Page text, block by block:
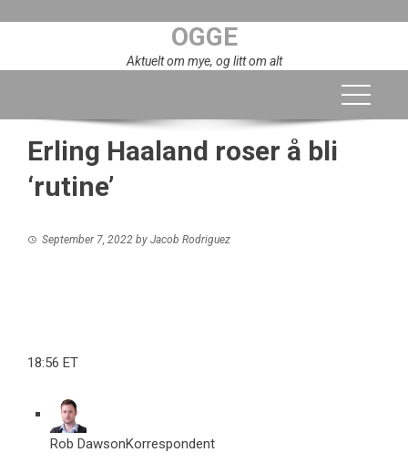
OGGE
Aktuelt om mye, og litt om alt
Erling Haaland roser å bli
‘rutine’
September 7, 2022 by Jacob Rodriguez
18:56 ET
Rob DawsonKorrespondent